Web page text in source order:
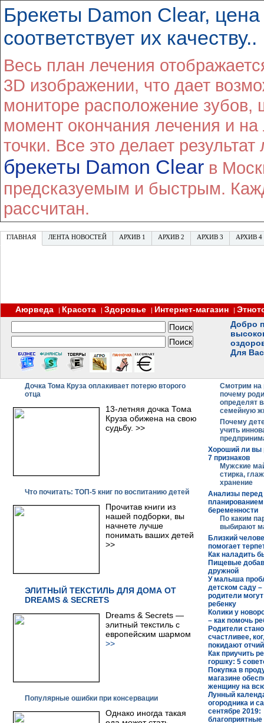
Брекеты Damon Clear,
соответствует их качеству..
Весь план лечения
3D изображении, что дает
мониторе расположение
момент окончания лечения и
точки. Все это делает
брекеты Damon Clear в
предсказуемым и быстрым.
рассчитан.
ГЛАВНАЯ ЛЕНТА НОВОСТЕЙ АРХИВ 1 АРХИВ 2 АРХИВ 3 АРХИВ 4
Аюрведа | Красота | Здоровье | Интернет-магазин |
Добро
Для
Дочка Тома Круза оплакивает потерю второго
отца
13-летняя дочка Тома
Круза обижена на свою
судьбу. >>
Что почитать: ТОП-5 книг по воспитанию детей
Прочитав книги из
нашей подборки, вы
начнете лучше
понимать ваших детей
>>
ЭЛИТНЫЙ ТЕКСТИЛЬ ДЛЯ ДОМА ОТ
DREAMS & SECRETS
Dreams & Secrets —
элитный текстиль с
европейским шармом
>>
Популярные ошибки при консервации
Однако иногда такая
Смотрим на
почему
определят
семейную
Почему
учить
Хороший ли вы
7 признаков
Мужские
стирка,
хранение
Анализы перед
планированием
беременности
По каким
выбирают
Близкий
помогает
Как наладить
Пищевые
дружной
У малыша
детском саду –
родители
ребенку
Колики у
– как помочь
Родители
счастливее,
покидают
Как приучить
горшку: 5
Покупка в
магазине
женщину на
Лунный
огородника и
сентябре 2019:
благоприятные